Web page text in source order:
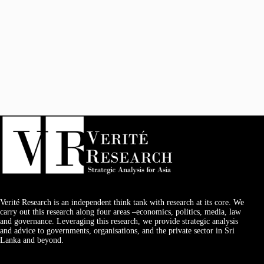
Verité Research is an independent think tank with research at its core. We
carry out this research along four areas –economics, politics, media, law
and governance. Leveraging this research, we provide strategic analysis
and advice to governments, organisations, and the private sector in Sri
Lanka and beyond.